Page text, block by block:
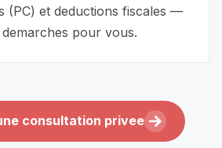
(PC) et deductions fiscales —
pour vous.
consultation privee